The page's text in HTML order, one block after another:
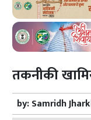
तकनीकी
by:Samridh